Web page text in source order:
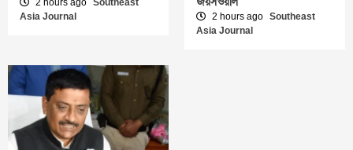
Asia Journal
2 hours ago Southeast
Asia Journal